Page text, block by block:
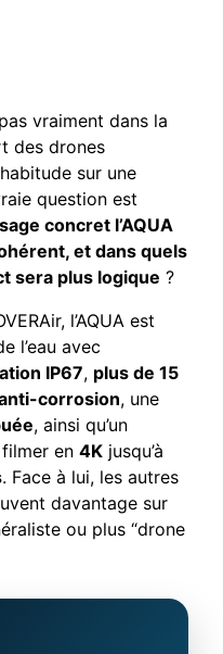
vraiment dans la
des drones
sur une
question est
concret l’AQUA
et dans quels
sera plus logique ?
l’AQUA est
l’eau avec
IP67, plus de 15
corrosion, une
, ainsi qu’un
en 4K jusqu’à
. Face à lui, les autres
davantage sur
ou plus “drone